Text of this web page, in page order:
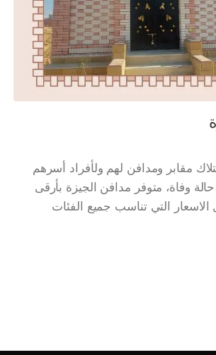
مقابر ومدافن لهم ولأفراد أسرهم
وفاة، متوفر مدافن الجيزة بأرقى
الاسعار التي تناسب جميع الفئات